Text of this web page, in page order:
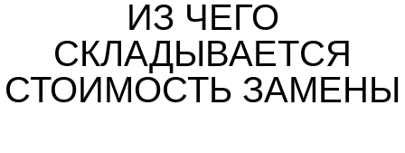
ИЗ ЧЕГО
СКЛАДЫВАЕТСЯ
СТОИМОСТЬ ЗАМЕНЫ